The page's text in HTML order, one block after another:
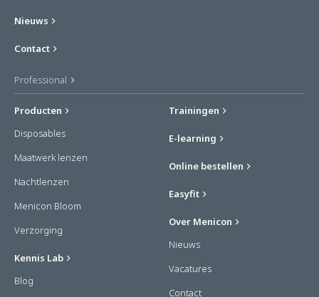
Nieuws
Contact
Professional
Producten
Disposables
Maatwerk lenzen
Nachtlenzen
Menicon Bloom
Verzorging
Kennis Lab
Blog
Trainingen
E-learning
Online bestellen
Easyfit
Over Menicon
Nieuws
Vacatures
Contact